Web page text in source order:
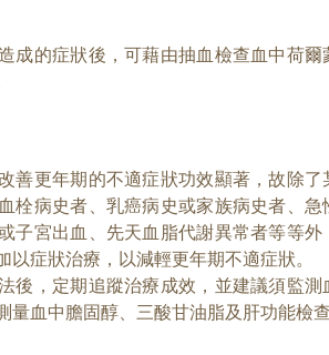
成的症狀後，可藉由抽血檢查血中荷爾
善更年期的不適症狀功效顯著，故除了
栓病史者、乳癌病史或家族病史者、急
子宮出血、先天血脂代謝異常者等等外
症狀治療，以減輕更年期不適症狀。
後，定期追蹤治療成效，並建議須監測
血中膽固醇、三酸甘油脂及肝功能檢查